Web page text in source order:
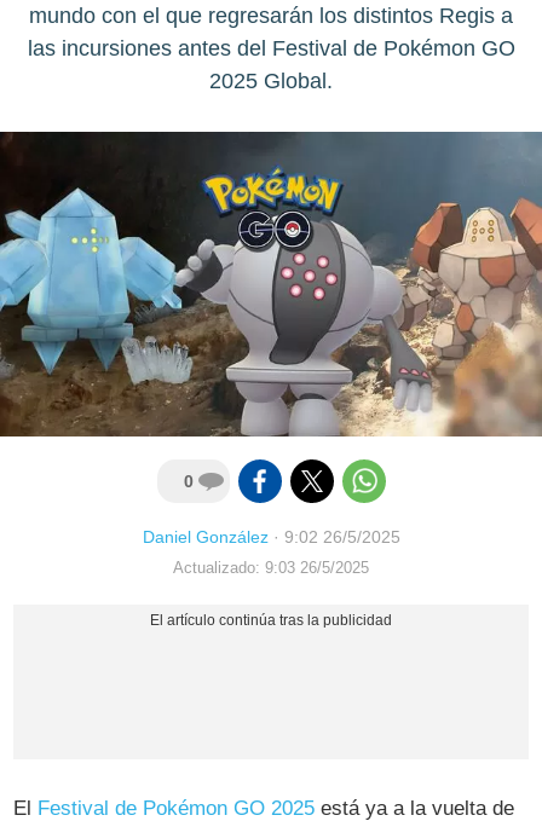
mundo con el que regresarán los distintos Regis a
las incursiones antes del Festival de Pokémon GO
2025 Global.
0
Daniel González· 9:02 26/5/2025
Actualizado: 9:03 26/5/2025
El Festival de Pokémon GO 2025 está ya a la vuelta de